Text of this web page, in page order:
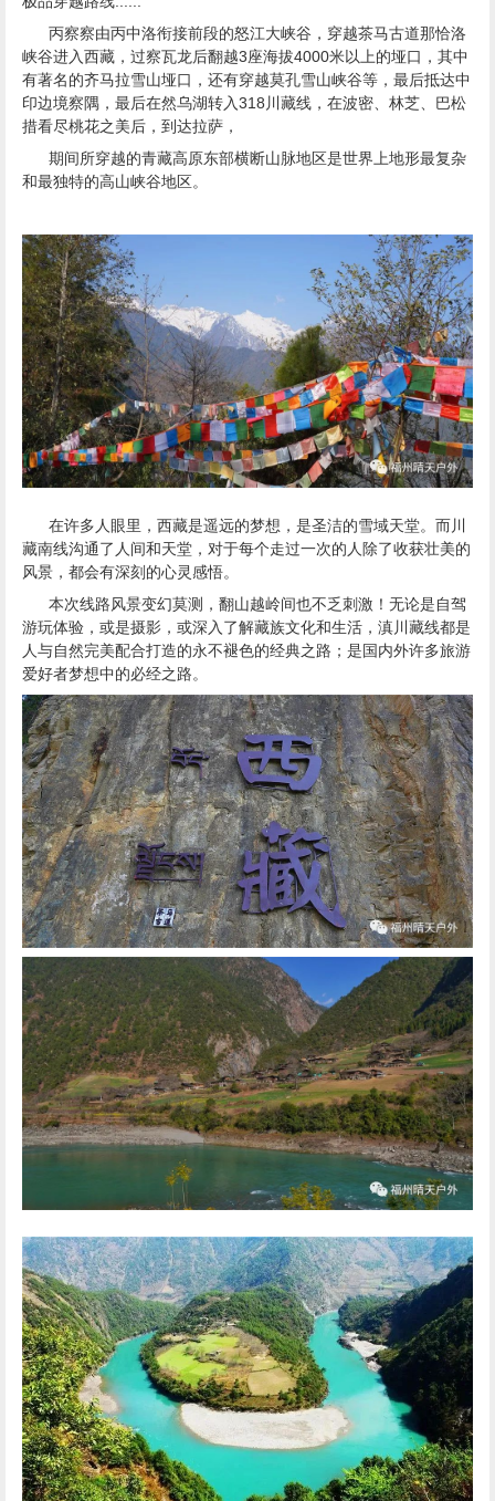
峡谷进入西藏，过察瓦龙后翻越3座海拔4000米以上的垭口，其中
有著名的齐马拉雪山垭口，还有穿越莫孔雪山峡谷等，最后抵达中
印边境察隅，最后在然乌湖转入318川藏线，在波密、林芝、巴松
措看尽桃花之美后，到达拉萨，
期间所穿越的青藏高原东部横断山脉地区是世界上地形最复杂
和最独特的高山峡谷地区。
在许多人眼里，西藏是遥远的梦想，是圣洁的雪域天堂。而川
风景，都会有深刻的心灵感悟。
本次线路风景变幻莫测，翻山越岭间也不乏刺激！无论是自驾
游玩体验，或是摄影，或深入了解藏族文化和生活，滇川藏线都是
人与自然完美配合打造的永不褪色的经典之路；是国内外许多旅游
爱好者梦想中的必经之路。